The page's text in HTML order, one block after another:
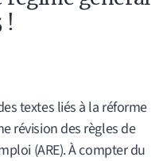
!
textes liés à la réforme
révision des règles de
(ARE). À compter du